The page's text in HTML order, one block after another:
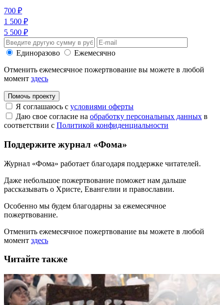
700 ₽
1 500 ₽
5 500 ₽
Единоразово
Ежемесячно
Отменить ежемесячное пожертвование вы можете в любой
момент здесь
Помочь проекту
Я соглашаюсь с условиями оферты
Даю свое согласие на обработку персональных данных в
соответствии с Политикой конфиденциальности
Поддержите журнал «Фома»
Журнал «Фома» работает благодаря поддержке читателей.
Даже небольшое пожертвование поможет нам дальше
рассказывать о Христе, Евангелии и православии.
Особенно мы будем благодарны за ежемесячное
пожертвование.
Отменить ежемесячное пожертвование вы можете в любой
момент здесь
Читайте также